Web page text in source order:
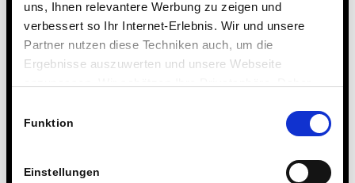
uns, Ihnen relevantere Werbung zu zeigen und
verbessert so Ihr Internet-Erlebnis. Wir und unsere
Partner nutzen diese Techniken auch, um die
Ergebnisse auszuwerten und unsere Webseite
Technologien.
Funktion
Einstellungen